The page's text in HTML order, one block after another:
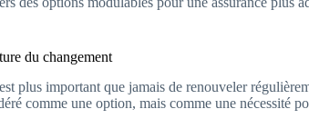
du changement
plus important que jamais de renouveler
comme une option, mais comme une nécessité